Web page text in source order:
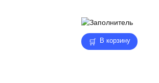
В корзину